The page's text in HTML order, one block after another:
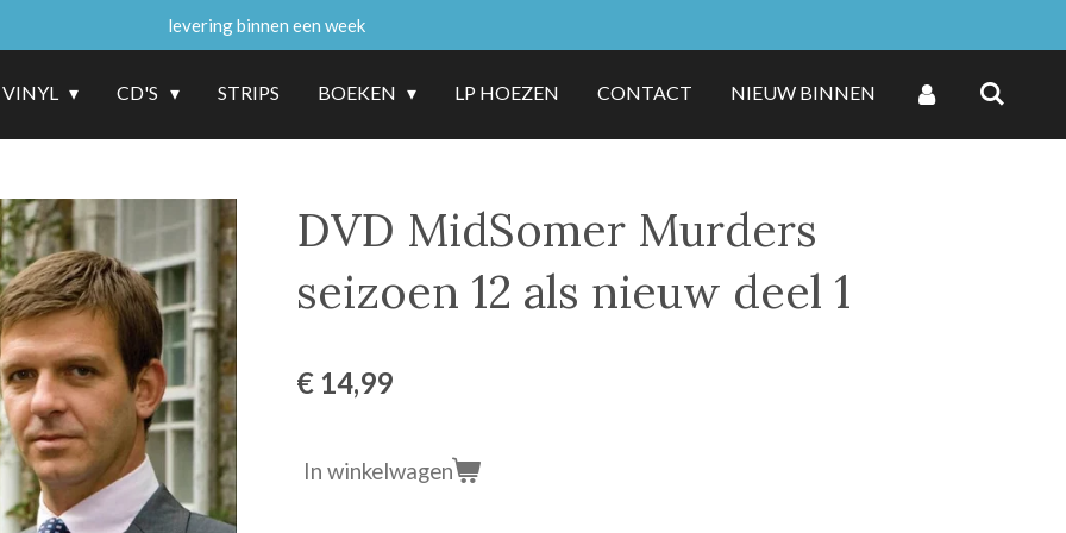
levering binnen een week
VINYL CD'S STRIPS BOEKEN LP HOEZEN CONTACT NIEUW BINNEN
DVD MidSomer Murders
seizoen 12 als nieuw deel 1
€ 14,99
In winkelwagen